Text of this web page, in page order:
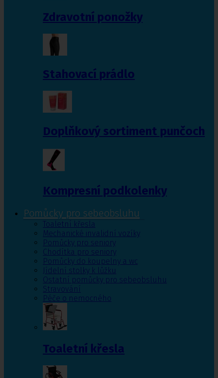
Zdravotní ponožky
Stahovací prádlo
Doplňkový sortiment punčoch
Kompresní podkolenky
Pomůcky pro sebeobsluhu
Toaletní křesla
Mechanické invalidní vozíky
Pomůcky pro seniory
Chodítka pro seniory
Pomůcky do koupelny a wc
Jídelní stolky k lůžku
Ostatní pomůcky pro sebeobsluhu
Stravování
Péče o nemocného
Toaletní křesla